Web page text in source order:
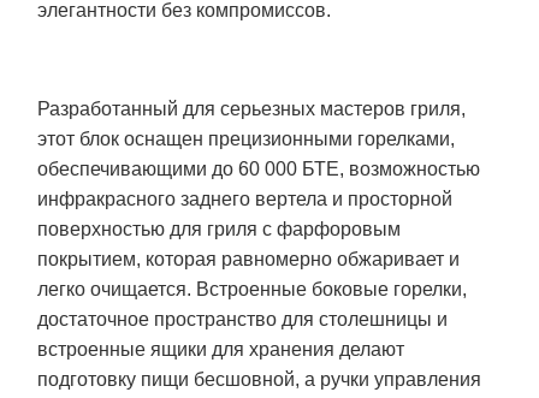
элегантности без компромиссов.
Разработанный для серьезных мастеров гриля,
этот блок оснащен прецизионными горелками,
обеспечивающими до 60 000 БТЕ, возможностью
инфракрасного заднего вертела и просторной
поверхностью для гриля с фарфоровым
покрытием, которая равномерно обжаривает и
легко очищается. Встроенные боковые горелки,
достаточное пространство для столешницы и
встроенные ящики для хранения делают
подготовку пищи бесшовной, а ручки управления